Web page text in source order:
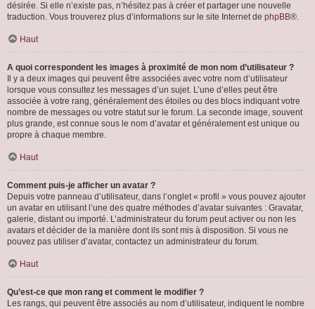
désirée. Si elle n’existe pas, n’hésitez pas à créer et partager une nouvelle
traduction. Vous trouverez plus d’informations sur le site Internet de phpBB®.
Haut
A quoi correspondent les images à proximité de mon nom d’utilisateur ?
Il y a deux images qui peuvent être associées avec votre nom d’utilisateur
lorsque vous consultez les messages d’un sujet. L’une d’elles peut être
associée à votre rang, généralement des étoiles ou des blocs indiquant votre
nombre de messages ou votre statut sur le forum. La seconde image, souvent
plus grande, est connue sous le nom d’avatar et généralement est unique ou
propre à chaque membre.
Haut
Comment puis-je afficher un avatar ?
Depuis votre panneau d’utilisateur, dans l’onglet « profil » vous pouvez ajouter
un avatar en utilisant l’une des quatre méthodes d’avatar suivantes : Gravatar,
galerie, distant ou importé. L’administrateur du forum peut activer ou non les
avatars et décider de la manière dont ils sont mis à disposition. Si vous ne
pouvez pas utiliser d’avatar, contactez un administrateur du forum.
Haut
Qu’est-ce que mon rang et comment le modifier ?
Les rangs, qui peuvent être associés au nom d’utilisateur, indiquent le nombre